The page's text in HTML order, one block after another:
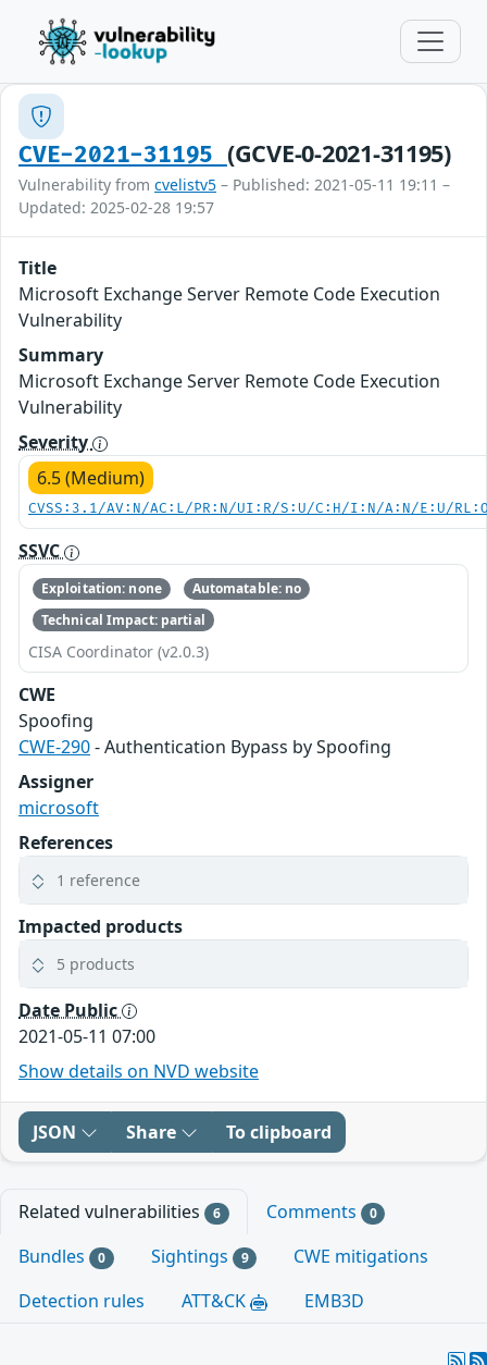
CVE-2021-31195 (GCVE-0-2021-31195)
Vulnerability from cvelistv5 – Published: 2021-05-11 19:11 –
Updated: 2025-02-28 19:57
Title
Microsoft Exchange Server Remote Code Execution
Vulnerability
Summary
Microsoft Exchange Server Remote Code Execution
Vulnerability
Severity
6.5 (Medium)
CVSS:3.1/AV:N/AC:L/PR:N/UI:R/S:U/C:H/I:N/A:N/E:U/
SSVC
Exploitation: none
Automatable: no
Technical Impact: partial
CISA Coordinator (v2.0.3)
CWE
Spoofing
CWE-290- Authentication Bypass by Spoofing
Assigner
microsoft
References
1 reference
Impacted products
5 products
Date Public
2021-05-11 07:00
Show details on NVD website
JSON Share To clipboard
Related vulnerabilities 6 Comments 0
Bundles 0 Sightings 9
CWE mitigations
Detection rules
ATT&CK EMB3D